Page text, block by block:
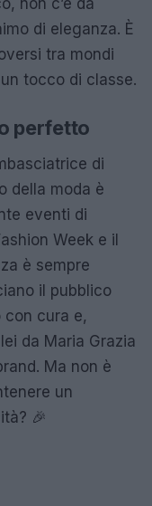
non c’è da
di eleganza. È
tra mondi
tocco di classe.
perfetto
di
della moda è
eventi di
Week e il
è sempre
il pubblico
con cura e,
da Maria Grazia
Ma non è
un
🎉